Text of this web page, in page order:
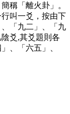
稱「離火卦」。
叫一爻，按由下
「九二」、「九
爻,其爻題則各
、「六五」、